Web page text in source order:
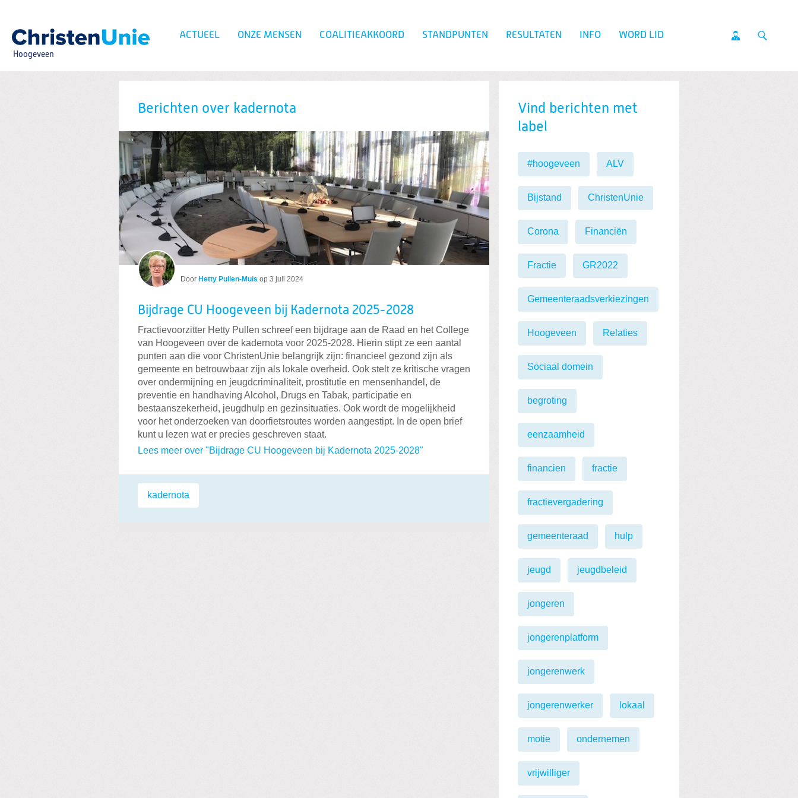
Spring
naar
inhoud
Hoogeveen
ACTUEEL ONZE MENSEN COALITIEAKKOORD STANDPUNTEN RESULTATEN INFO WORD LID
Berichten over kadernota
Door Hetty Pullen-Muis op 3 juli 2024
Bijdrage CU Hoogeveen bij Kadernota 2025-2028
Fractievoorzitter Hetty Pullen schreef een bijdrage aan de Raad en het College
van Hoogeveen over de kadernota voor 2025-2028. Hierin stipt ze een aantal
punten aan die voor ChristenUnie belangrijk zijn: financieel gezond zijn als
gemeente en betrouwbaar zijn als lokale overheid. Ook stelt ze kritische vragen
over ondermijning en jeugdcriminaliteit, prostitutie en mensenhandel, de
preventie en handhaving Alcohol, Drugs en Tabak, participatie en
bestaanszekerheid, jeugdhulp en gezinsituaties. Ook wordt de mogelijkheid
voor het onderzoeken van doorfietsroutes worden aangestipt. In de open brief
kunt u lezen wat er precies geschreven staat.
Lees meer over "Bijdrage CU Hoogeveen bij Kadernota 2025-2028"
Labels:
kadernota
Vind berichten met
label
#hoogeveen ALV
Bijstand ChristenUnie
Corona Financiën
Fractie GR2022
Gemeenteraadsverkiezingen
Hoogeveen Relaties
Sociaal domein
begroting
eenzaamheid
financien fractie
fractievergadering
gemeenteraad hulp
jeugd jeugdbeleid
jongeren
jongerenplatform
jongerenwerk
jongerenwerker lokaal
motie ondernemen
vrijwilliger